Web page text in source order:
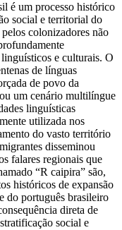
é um processo histórico
social e territorial do
colonizadores não
e culturais. O
de línguas
de povo da
um cenário multilíngue
linguísticas
utilizada nos
do vasto território
disseminou
falares regionais que
“R caipira” são,
históricos de expansão
do português brasileiro
direta de
social e